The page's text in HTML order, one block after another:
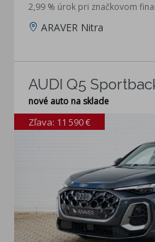
2,99 % úrok pri značkovom
ARAVER Nitra
AUDI Q5
nové auto na sklade
Zľava: 11 590 €